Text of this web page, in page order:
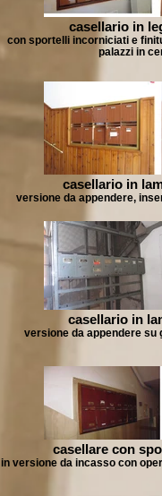
casellario in
con sportelli incorniciati e
palazzi in
casellario in
versione da appendere,
casellario in
versione da appendere su
casellare con
in versione da incasso con